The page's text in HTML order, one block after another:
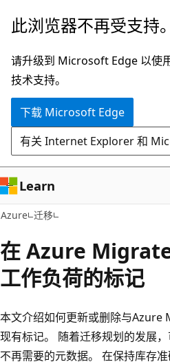
跳
主
要
内
此浏览器不再受支持。
请升级到 Microsoft Edge 以使
技术支持。
下载 Microsoft Edge
有关 Internet Explorer 和
Learn
Azure 迁移
在 Azure
工作负荷的标记
本文介绍如何更新或删除与Azure
现有标记。 随着迁移规划的发展
不再需要的元数据。 在保持库存